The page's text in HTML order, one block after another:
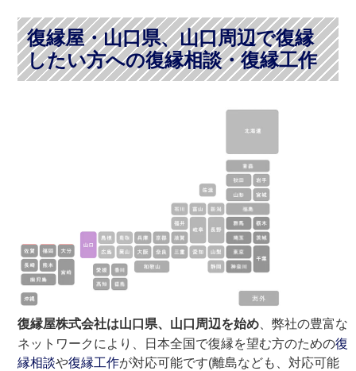
復縁屋・山口県、山口周辺で復縁
したい方への復縁相談・復縁工作
復縁屋株式会社は山口県、山口周辺を始め 、弊社の豊富な
ネットワークにより、日本全国で復縁を望む方のための復
縁相談や復縁工作が対応可能です(離島なども、対応可能